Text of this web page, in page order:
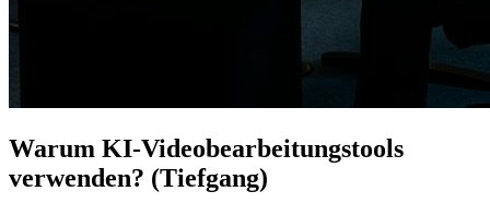
Warum KI-Videobearbeitungstools
verwenden? (Tiefgang)